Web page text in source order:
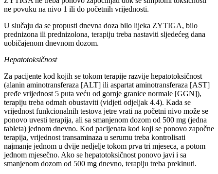
ne povuku na nivo 1 ili do početnih vrijednosti.
U slučaju da se propusti dnevna doza bilo lijeka ZYTIGA, bilo
prednizona ili prednizolona, terapiju treba nastaviti sljedećeg dana
uobičajenom dnevnom dozom.
Hepatotoksičnost
Za pacijente kod kojih se tokom terapije razvije hepatotoksičnost
(alanin aminotransferaza [ALT] ili aspartat aminotransferaza [AST]
pređe vrijednost 5 puta veću od gornje granice normale [GGN]),
terapiju treba odmah obustaviti (vidjeti odjeljak 4.4). Kada se
vrijednost funkcionalnih testova jetre vrati na početni nivo može se
ponovo uvesti terapija, ali sa smanjenom dozom od 500 mg (jedna
tableta) jednom dnevno. Kod pacijenata kod koji se ponovo započne
terapija, vrijednost transaminaza u serumu treba kontrolisati
najmanje jednom u dvije nedjelje tokom prva tri mjeseca, a potom
jednom mjesečno. Ako se hepatotoksičnost ponovo javi i sa
smanjenom dozom od 500 mg dnevno, terapiju treba prekinuti.